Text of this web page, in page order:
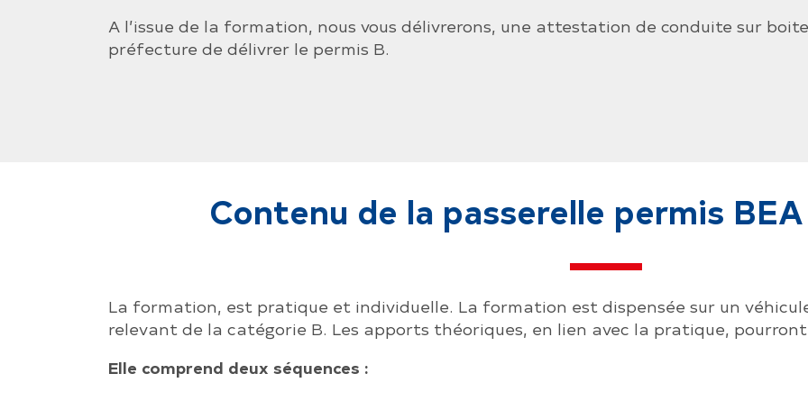
A l’issue de la formation, nous vous délivrerons, une attestation de conduite sur
préfecture de délivrer le permis B.
Contenu de la passerelle permis
La formation, est pratique et individuelle. La formation est dispensée sur un
relevant de la catégorie B. Les apports théoriques, en lien avec la pratique,
Elle comprend deux séquences :